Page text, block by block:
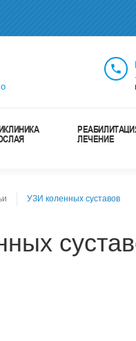
ЛЕЧЕНИЕ
УЗИ коленных суставов